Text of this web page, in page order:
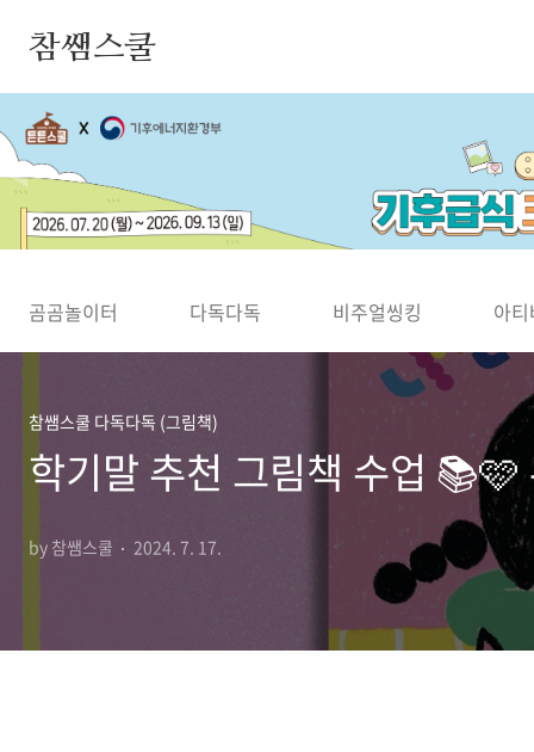
참쌤스쿨
◀
곰곰놀이터 다독다독 비주얼씽킹 아
참쌤스쿨 다독다독 (그림책)
학기말 추천 그림책 수업
by 참쌤스쿨 2024. 7. 17.